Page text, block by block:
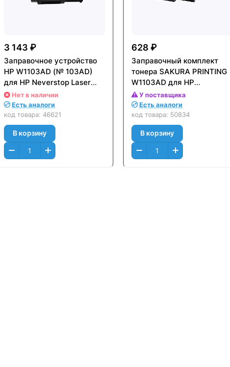
3 143 ₽
Заправочное устройство
HP W1103AD (№ 103AD)
для HP Neverstop Laser
1000/ 1200 (2500стр) -
упаковка 2шт
Нет в наличии
Есть аналоги
код товара: 46621
В корзину
628 ₽
Заправочный комплект
тонера SAKURA PRINTING
W1103AD для HP
Neverstop laser 1000/ 1200
(2 x 2500стр.) - упаковка
2шт
У поставщика
Есть аналоги
код товара: 50834
В корзину